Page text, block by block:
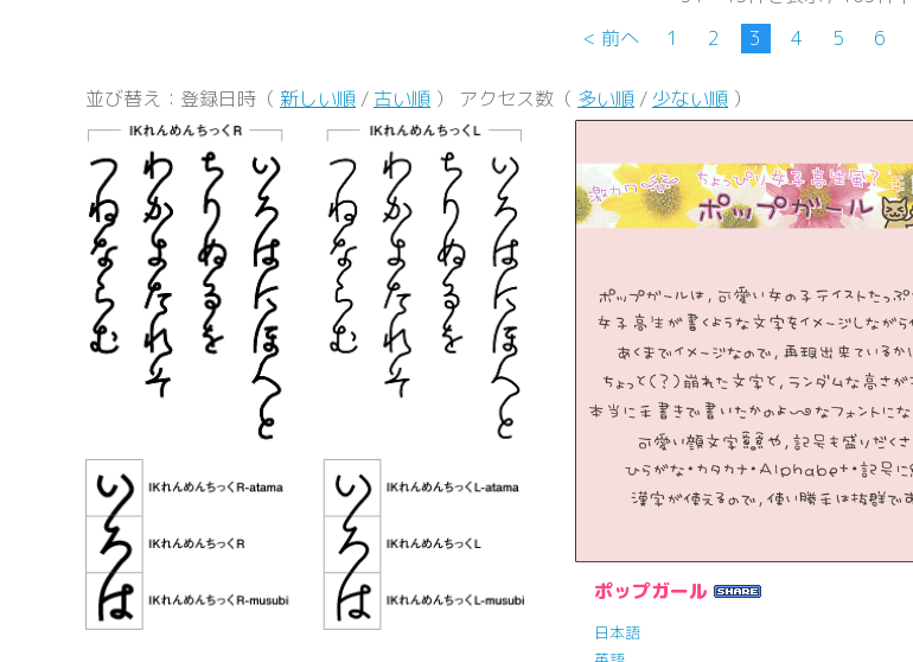
< 前へ
1 2 3 4 5 6
並び替え：登録日時（ 新しい順 / 古い順 ） アクセス数（ 多い順 / 少ない順 ）
ポップガール
日本語